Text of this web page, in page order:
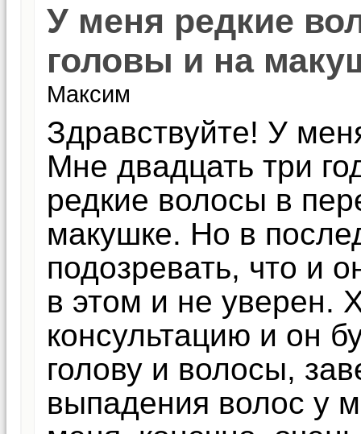
У меня редкие
головы и на
Максим
Здравствуйте! У
Мне двадцать три
редкие волосы в
макушке. Но в
подозревать, что и
в этом и не уверен.
консультацию и он
голову и волосы,
выпадения волос у